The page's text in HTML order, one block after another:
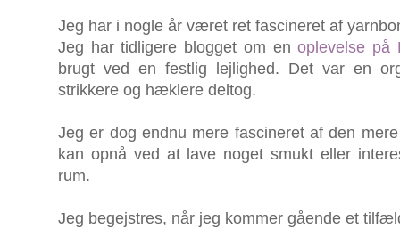
Jeg har i nogle år været ret fascineret af
Jeg har tidligere blogget om enoplevelse på
brugt ved en festlig lejlighed. Det var en
strikkere og hæklere deltog.
Jeg er dog endnu mere fascineret af den
kan opnå ved at lave noget smukt eller
rum.
Jeg begejstres, når jeg kommer gående et